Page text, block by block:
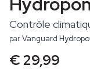
Contrôle
parVanguard
€ 29,99